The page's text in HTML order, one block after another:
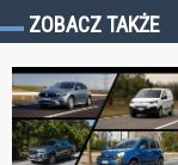
ZOBACZ TAKŻE